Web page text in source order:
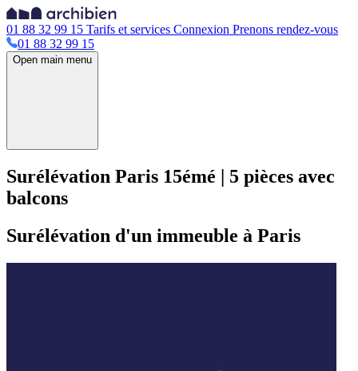
01 88 32 99 15 Tarifs et services Connexion Prenons rendez-vous
01 88 32 99 15
Open main menu
Surélévation Paris 15émé | 5 pièces avec
balcons
Surélévation d'un immeuble à Paris